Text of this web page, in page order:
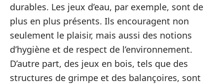
durables. Les jeux d’eau, par exemple, sont de
plus en plus présents. Ils encouragent non
seulement le plaisir, mais aussi des notions
d’hygiène et de respect de l’environnement.
D’autre part, des jeux en bois, tels que des
structures de grimpe et des balançoires, sont